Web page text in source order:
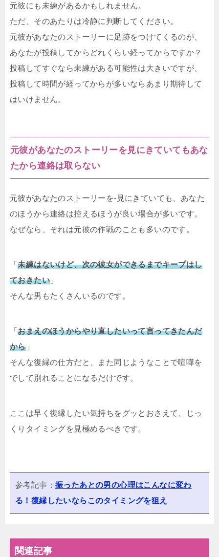
元彼にも未練があるかもしれません。
ただ、そのあたりは冷静に判断してください。
元彼があなたのストーリーに足跡をつけてくるのが、
あなたが投稿してからどれくらい経ってからですか？
投稿してすぐなら未練がある可能性は大きいですが、
投稿して時間が経ってからが多いならあまり期待して
はいけません。
元彼があなたのストーリーを見にきていてもあな
たから連絡は取らない
元彼があなたのストーリーを-見にきていても、あなた
のほうから連絡は控えるほうが良い場合が多いです。
なぜなら、それは元彼の作戦のことも多いのです。
「未練はないけど、次の彼女ができるまでキープはし
ておきたい 」
そんな男もたくさんいるのです。
「おまえのほうからやり直したいって言ってきたんだ
から」
そんな復縁の仕方だと、また同じようなことで喧嘩を
でして別れることになるだけです。
ここは早く復縁したい気持ちをグッとおさえて、じっ
くりタイミングを見極めるべきです。
参考記事： 振ったあとの男の心理はこんなに変わ
る！復縁したいならこのタイミングを狙え
関連記事